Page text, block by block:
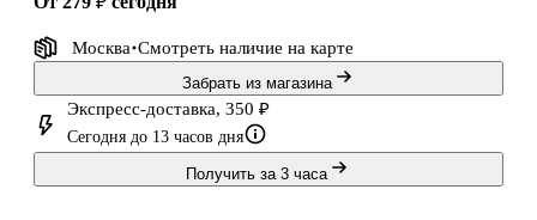
Москва Смотреть наличие на карте
Забрать из магазина
Экспресс-доставка, 350 ₽
Сегодня до 13 часов дня
Получить за 3 часа